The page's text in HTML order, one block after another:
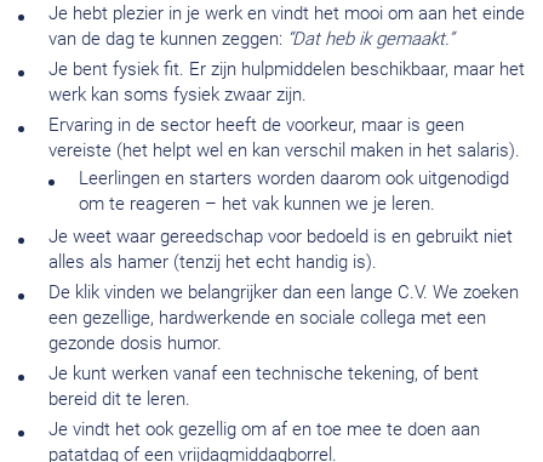
Je hebt plezier in je werk en vindt het mooi om aan het einde
van de dag te kunnen zeggen: “Dat heb ik gemaakt.”
Je bent fysiek fit. Er zijn hulpmiddelen beschikbaar, maar het
werk kan soms fysiek zwaar zijn.
Ervaring in de sector heeft de voorkeur, maar is geen
vereiste (het helpt wel en kan verschil maken in het salaris).
Leerlingen en starters worden daarom ook uitgenodigd
om te reageren – het vak kunnen we je leren.
Je weet waar gereedschap voor bedoeld is en gebruikt niet
alles als hamer (tenzij het echt handig is).
De klik vinden we belangrijker dan een lange C.V. We zoeken
een gezellige, hardwerkende en sociale collega met een
gezonde dosis humor.
Je kunt werken vanaf een technische tekening, of bent
bereid dit te leren.
Je vindt het ook gezellig om af en toe mee te doen aan
patatdag of een vrijdagmiddagborrel.